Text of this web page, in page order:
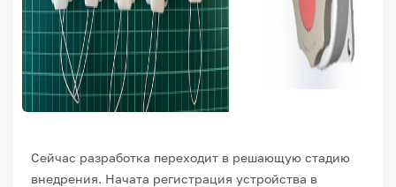
Сейчас разработка переходит в решающую стадию
внедрения. Начата регистрация устройства в